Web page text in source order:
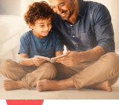
navigate_before